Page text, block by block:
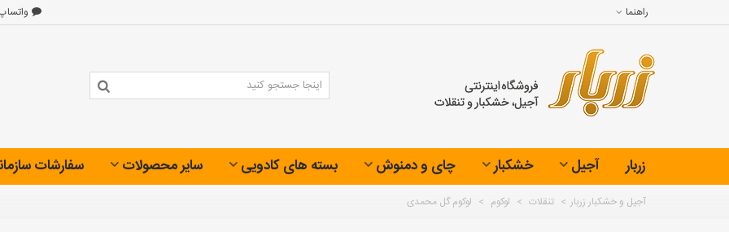
راهنما
زربار آجیل خشکبار چای و دمنوش بسته های کادویی سایر محصولات سفارشات
آجیل و خشکبار زربار > تنقلات > لوکوم > لوکوم گل محمدی